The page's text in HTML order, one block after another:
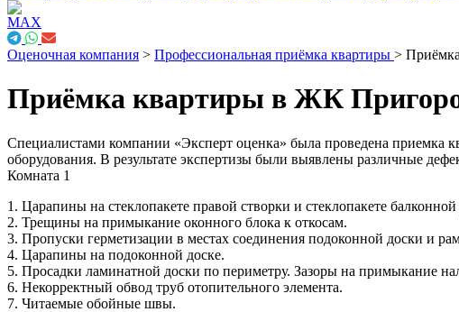
Оценочная компания > Профессиональная приёмка квартиры >
Приёмка квартиры в ЖК
Специалистами компании «Эксперт оценка» была проведена
оборудования. В результате экспертизы были выявлены различные
Комната 1
1. Царапины на стеклопакете правой створки и стеклопакете балконной
2. Трещины на примыкание оконного блока к откосам.
3. Пропуски герметизации в местах соединения подоконной доски и
4. Царапины на подоконной доске.
5. Просадки ламинатной доски по периметру. Зазоры на примыкание
6. Некорректный обвод труб отопительного элемента.
7. Читаемые обойные швы.